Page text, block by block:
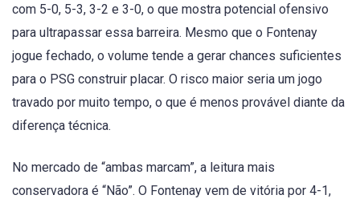
com 5-0, 5-3, 3-2 e 3-0, o que mostra potencial ofensivo
para ultrapassar essa barreira. Mesmo que o Fontenay
jogue fechado, o volume tende a gerar chances suficientes
para o PSG construir placar. O risco maior seria um jogo
travado por muito tempo, o que é menos provável diante da
diferença técnica.
No mercado de “ambas marcam”, a leitura mais
conservadora é “Não”. O Fontenay vem de vitória por 4-1,